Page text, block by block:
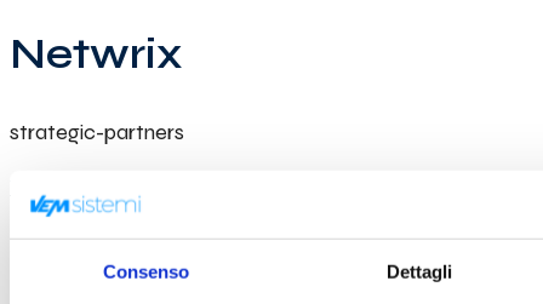
Consenso Dettagli
Netwrix
strategic-partners
Netwrix